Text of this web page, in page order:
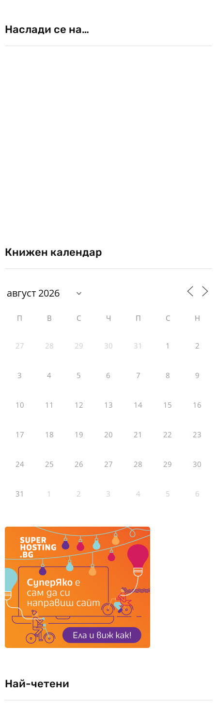
Наслади се на…
Книжен календар
П В С Ч П С Н
27 28 29 30 31 1 2
3 4 5 6 7 8 9
10 11 12 13 14 15 16
17 18 19 20 21 22 23
24 25 26 27 28 29 30
31 1 2 3 4 5 6
Най-четени